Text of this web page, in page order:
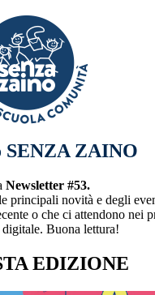
SENZA ZAINO
Newsletter #53.
principali novità e degli
o che ci attendono nei
Buona lettura!
EDIZIONE